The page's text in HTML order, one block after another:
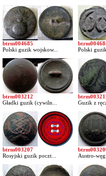
btrm004685
Polski guzik wojskow...
Polski
btrm003212
Gładki guzik (cywiln...
Guzik z
btrm003207
Rosyjski guzik poczt...
Austro-